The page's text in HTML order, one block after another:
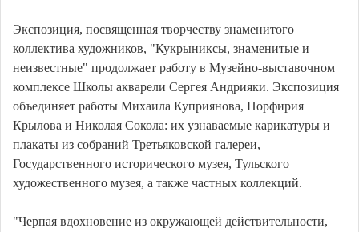
Экспозиция, посвященная творчеству знаменитого
коллектива художников, "Кукрыниксы, знаменитые и
неизвестные" продолжает работу в Музейно-выставочном
комплексе Школы акварели Сергея Андрияки. Экспозиция
объединяет работы Михаила Куприянова, Порфирия
Крылова и Николая Сокола: их узнаваемые карикатуры и
плакаты из собраний Третьяковской галереи,
Государственного исторического музея, Тульского
художественного музея, а также частных коллекций.
"Черпая вдохновение из окружающей действительности,